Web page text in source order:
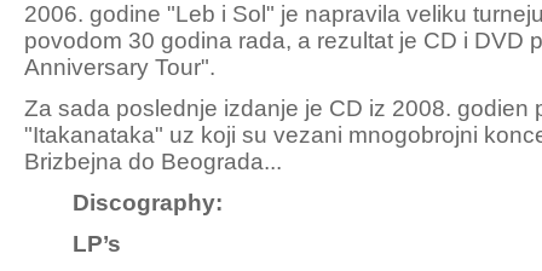
2006. godine "Leb i Sol" je napravila veliku
povodom 30 godina rada, a rezultat je CD i DVD
Anniversary Tour".
Za sada poslednje izdanje je CD iz 2008. godien
"Itakanataka" uz koji su vezani mnogobrojni
Brizbejna do Beograda...
Discography:
LP’s